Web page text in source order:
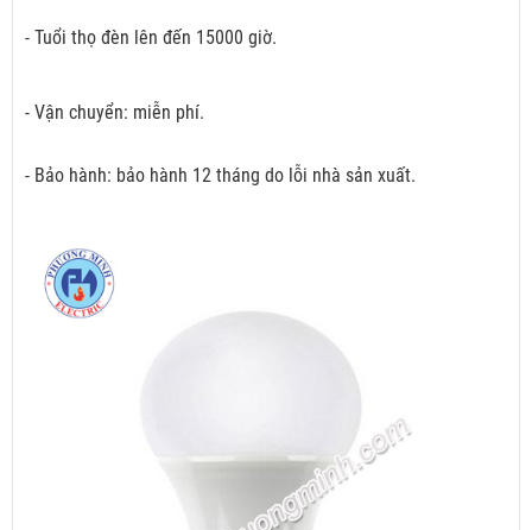
- Tuổi thọ đèn lên đến 15000 giờ.
- Vận chuyển: miễn phí.
- Bảo hành: bảo hành 12 tháng do lỗi nhà sản xuất.